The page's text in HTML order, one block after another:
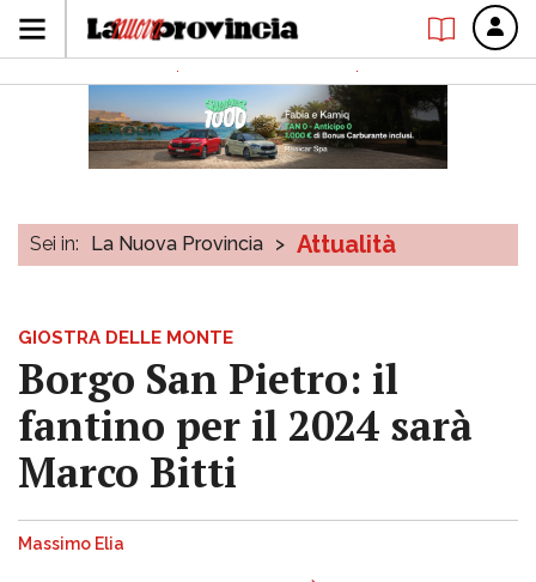
Sei in: La Nuova Provincia > Attualità
GIOSTRA DELLE MONTE
Borgo San Pietro: il
fantino per il 2024 sarà
Marco Bitti
Massimo Elia